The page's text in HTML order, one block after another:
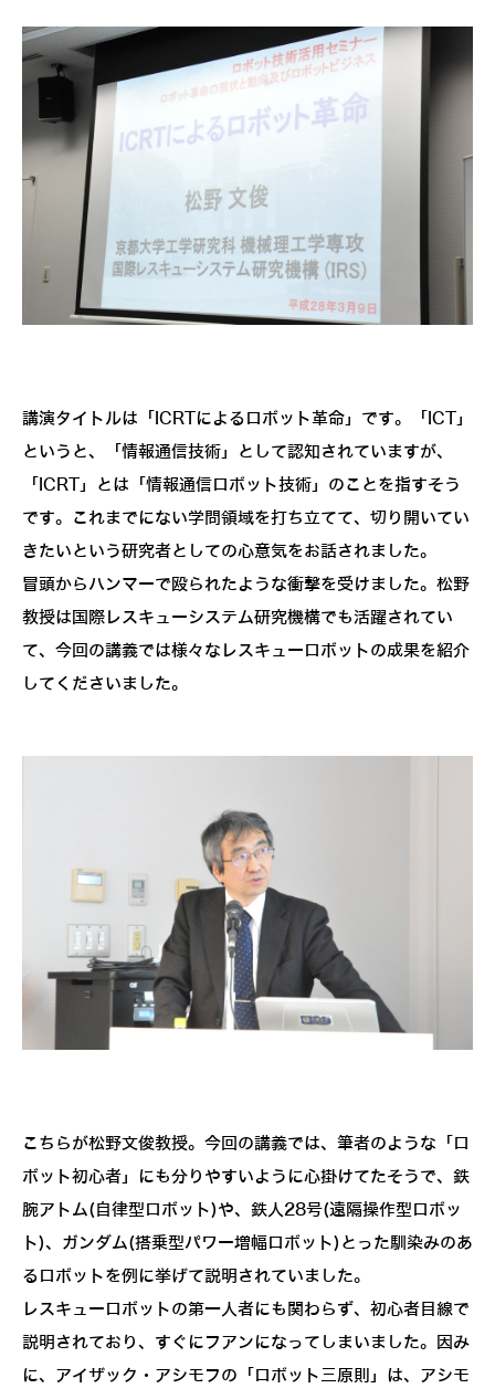
講演タイトルは「ICRTによるロボット革命」です。「ICT」
というと、「情報通信技術」として認知されていますが、
「ICRT」とは「情報通信ロボット技術」のことを指すそう
です。これまでにない学問領域を打ち立てて、切り開いてい
きたいという研究者としての心意気をお話されました。
冒頭からハンマーで殴られたような衝撃を受けました。松野
教授は国際レスキューシステム研究機構でも活躍されてい
て、今回の講義では様々なレスキューロボットの成果を紹介
してくださいました。
こちらが松野文俊教授。今回の講義では、筆者のような「ロ
ボット初心者」にも分りやすいように心掛けてたそうで、鉄
腕アトム(自律型ロボット)や、鉄人28号(遠隔操作型ロボッ
ト)、ガンダム(搭乗型パワー増幅ロボット)とった馴染みのあ
るロボットを例に挙げて説明されていました。
レスキューロボットの第一人者にも関わらず、初心者目線で
説明されており、すぐにフアンになってしまいました。因み
に、アイザック・アシモフの「ロボット三原則」は、アシモ